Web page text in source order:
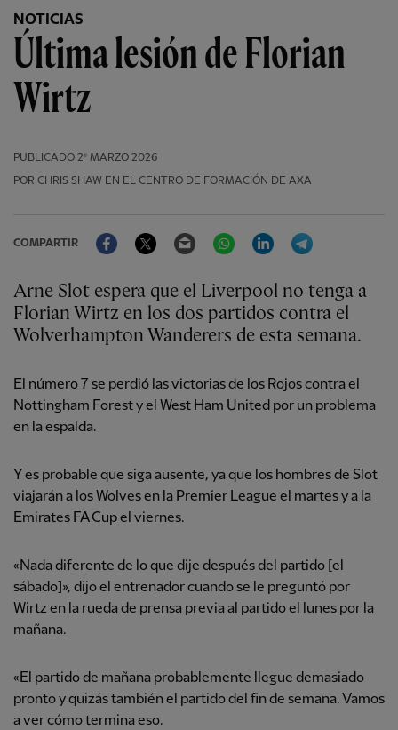
NOTICIAS
Última lesión de Florian
Wirtz
PUBLICADO 2º MARZO 2026
POR CHRIS SHAW EN EL CENTRO DE FORMACIÓN DE AXA
COMPARTIR
FacebookTwitter Email WhatsAppLinkedIn
Arne Slot espera que el Liverpool no tenga a
Florian Wirtz en los dos partidos contra el
Wolverhampton Wanderers de esta semana.
El número 7 se perdió las victorias de los Rojos contra el
Nottingham Forest y el West Ham United por un problema
en la espalda.
Y es probable que siga ausente, ya que los hombres de Slot
viajarán a los Wolves en la Premier League el martes y a la
Emirates FA Cup el viernes.
«Nada diferente de lo que dije después del partido [el
sábado]», dijo el entrenador cuando se le preguntó por
Wirtz en la rueda de prensa previa al partido el lunes por la
mañana.
«El partido de mañana probablemente llegue demasiado
pronto y quizás también el partido del fin de semana. Vamos
a ver cómo termina eso.